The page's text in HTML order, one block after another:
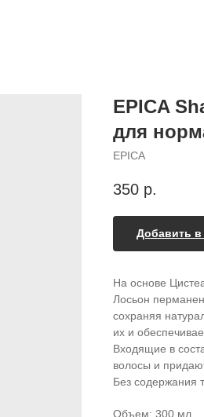
EPICA
для
EPICA
350 р.
Добавить в
На основе
Лосьон
сохраняя
их и
Входящие в
волосы и
Без содержания
Объем: 300 мл